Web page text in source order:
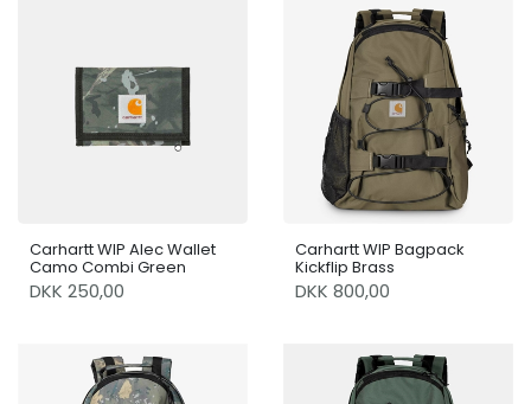
Carhartt WIP Alec Wallet
Camo Combi Green
DKK 250,00
Carhartt WIP Bagpack
Kickflip Brass
DKK 800,00